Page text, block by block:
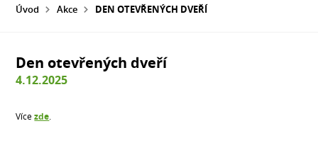
Úvod Akce DEN OTEVŘENÝCH DVEŘÍ
Den otevřených dveří
4.12.2025
Vícezde